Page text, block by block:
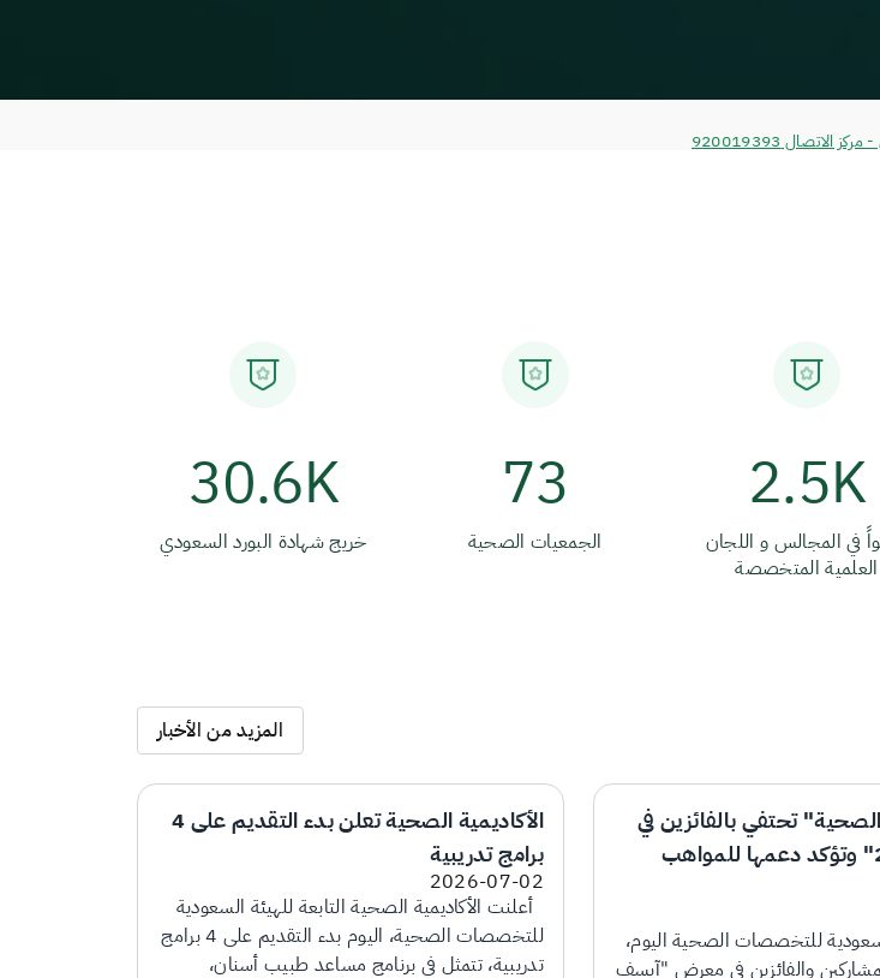
2.5K
في المجالس و اللجان
العلمية المتخصصة
73
الجمعيات الصحية
30.6K
خريج شهادة البورد السعودي
المزيد من الأخبار
تحتفي بالفائزين في
"آيسف 2026" وتؤكد دعمها للمواهب
للتخصصات الصحية اليوم،
والفائزين في معرض "آيسف
الأكاديمية الصحية تعلن بدء التقديم على 4
برامج تدريبية
2026-07-02
أعلنت الأكاديمية الصحية التابعة للهيئة السعودية
للتخصصات الصحية، اليوم بدء التقديم على 4 برامج
تدريبية، تتمثل في برنامج مساعد طبيب أسنان،